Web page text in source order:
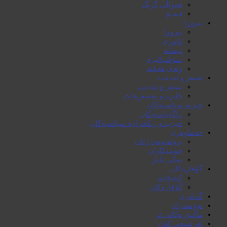
هەواڵی گرنگ
ڤیدیۆ
بیروڕا
بیروڕا
ئابوری
دیمانە
سۆشیالیزم
وتەی هەفتە
شیعر و ئەدەب
شیعر و ئەدەب
خاترە و بەسەرهات
حیزبە سیاسیەکان
ڕاگەیاندنەکان
حیزب و ریکخراوە سیاسیەکان
جەماوەری
بزوتنەوەی ژنان
خویند‌کاران
یەکی ئایار
گۆڤارەکان
کتێبخانە
گۆڤارەکان
گەلەری
نووسەران
ماڵپەڕەکانی تر
ئەرشیفی کۆن